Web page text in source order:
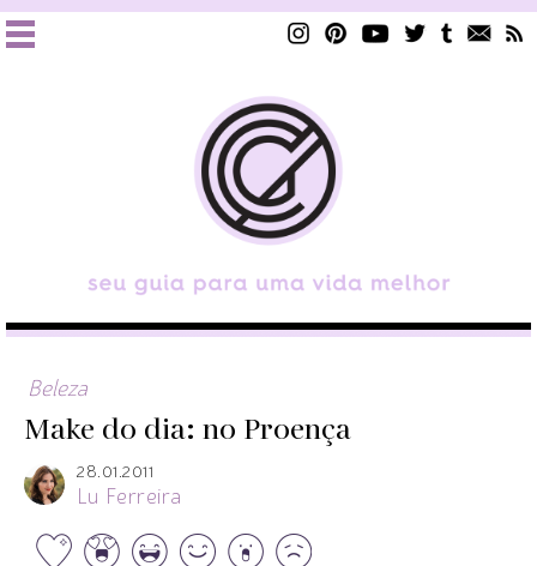
Beleza
Make do dia: no Proença
28.01.2011
Lu Ferreira